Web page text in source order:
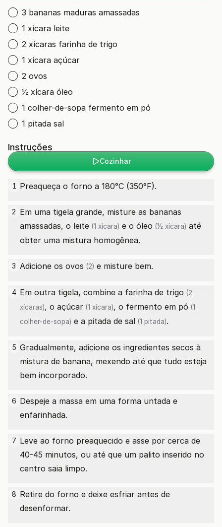
3 bananas maduras amassadas
1 xícara leite
2 xícaras farinha de trigo
1 xícara açúcar
2 ovos
½ xícara óleo
1 colher-de-sopa fermento em pó
1 pitada sal
Instruções
Cozinhar
1 Preaqueça o forno a 180°C (350°F).
2 Em uma tigela grande, misture as bananas
amassadas, o leite (1 xícara) e o óleo (½ xícara) até
obter uma mistura homogênea.
3 Adicione os ovos (2) e misture bem.
4 Em outra tigela, combine a farinha de trigo (2
xícaras), o açúcar (1 xícara), o fermento em pó (1
colher-de-sopa) e a pitada de sal (1 pitada).
5 Gradualmente, adicione os ingredientes secos à
mistura de banana, mexendo até que tudo esteja
bem incorporado.
6 Despeje a massa em uma forma untada e
enfarinhada.
7 Leve ao forno preaquecido e asse por cerca de
40-45 minutos, ou até que um palito inserido no
centro saia limpo.
8 Retire do forno e deixe esfriar antes de
desenformar.